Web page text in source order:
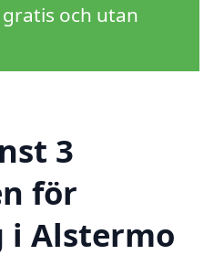
och utan
3
för
Alstermo